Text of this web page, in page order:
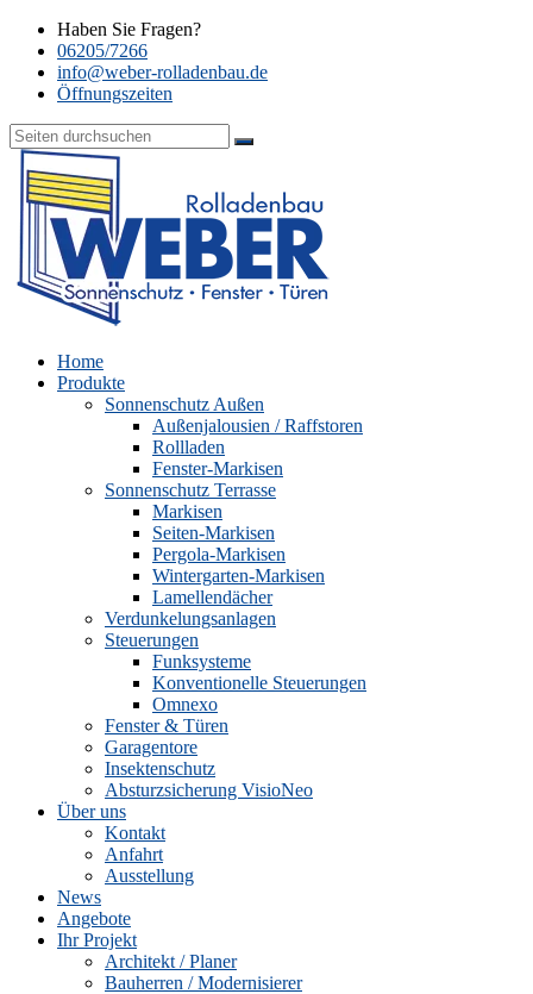
Haben Sie Fragen?
06205/7266
info@weber-rolladenbau.de
Öffnungszeiten
Home
Produkte
Sonnenschutz Außen
Außenjalousien / Raffstoren
Rollladen
Fenster-Markisen
Sonnenschutz Terrasse
Markisen
Seiten-Markisen
Pergola-Markisen
Wintergarten-Markisen
Lamellendächer
Verdunkelungsanlagen
Steuerungen
Funksysteme
Konventionelle Steuerungen
Omnexo
Fenster & Türen
Garagentore
Insektenschutz
Absturzsicherung VisioNeo
Über uns
Kontakt
Anfahrt
Ausstellung
News
Angebote
Ihr Projekt
Architekt / Planer
Bauherren / Modernisierer